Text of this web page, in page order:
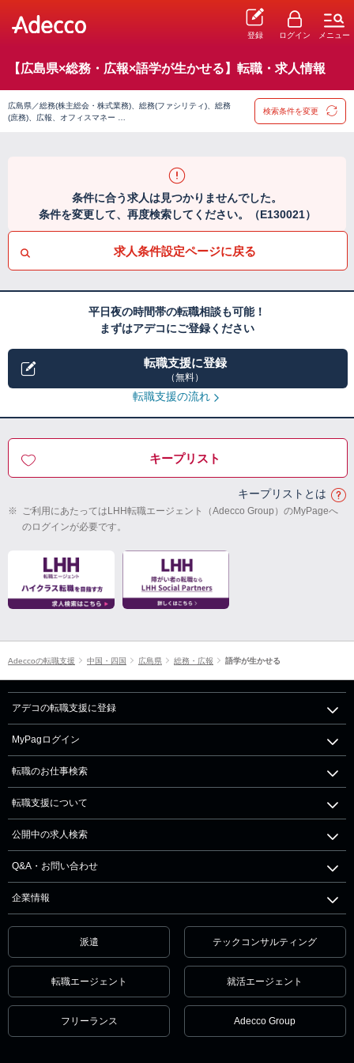
登録 ログイン メニュー
【広島県×総務・広報×語学が生かせる】転職・求人情報
広島県／総務(株主総会・株式業務)、総務(ファシリティ)、総務
(庶務)、広報、オフィスマネー …
検索条件を変更
条件に合う求人は見つかりませんでした。
条件を変更して、再度検索してください。（E130021）
求人条件設定ページに戻る
平日夜の時間帯の転職相談も可能！
まずはアデコにご登録ください
転職支援に登録
（無料）
転職支援の流れ
キープリスト
キープリストとは
※ ご利用にあたってはLHH転職エージェント（Adecco Group）のMyPageへ
のログインが必要です。
Adeccoの転職支援 中国・四国 広島県 総務・広報 語学が生かせる
アデコの転職支援に登録
MyPagログイン
転職のお仕事検索
転職支援について
公開中の求人検索
Q&A・お問い合わせ
企業情報
派遣 テックコンサルティング
転職エージェント 就活エージェント
フリーランス Adecco Group